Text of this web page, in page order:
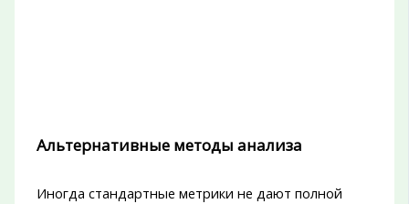
Альтернативные методы анализа
Иногда стандартные метрики не дают полной